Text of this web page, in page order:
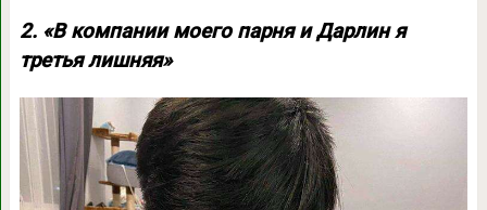
2. «В компании моего парня и Дарлин я
третья лишняя»